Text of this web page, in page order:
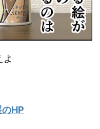
よ
HP